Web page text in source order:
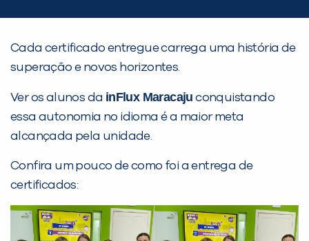
Cada certificado entregue carrega uma história de
superação e novos horizontes.
Ver os alunos da inFlux Maracaju conquistando
essa autonomia no idioma é a maior meta
alcançada pela unidade.
Confira um pouco de como foi a entrega de
certificados: